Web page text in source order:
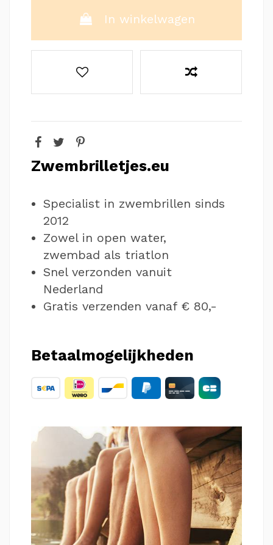
In winkelwagen
Zwembrilletjes.eu
Specialist in zwembrillen sinds
2012
Zowel in open water,
zwembad als triatlon
Snel verzonden vanuit
Nederland
Gratis verzenden vanaf € 80,-
Betaalmogelijkheden